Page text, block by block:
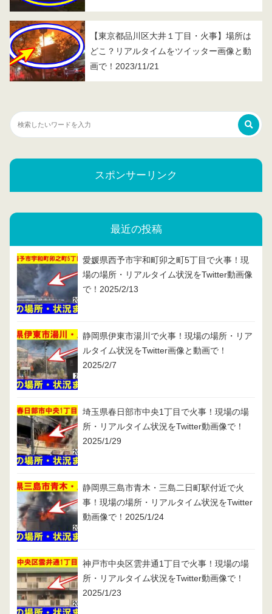
【東京都品川区大井１丁目・火事】場所は
どこ？リアルタイムをツイッター画像と動
画で！2023/11/21
スポンサーリンク
最近の投稿
愛媛県西予市宇和町卯之町5丁目で火事！現
場の場所・リアルタイム状況をTwitter動画像
で！2025/2/13
静岡県伊東市湯川で火事！現場の場所・リア
ルタイム状況をTwitter画像と動画で！
2025/2/7
埼玉県春日部市中央1丁目で火事！現場の場
所・リアルタイム状況をTwitter動画像で！
2025/1/29
静岡県三島市青木・三島二日町駅付近で火
事！現場の場所・リアルタイム状況をTwitter
動画像で！2025/1/24
神戸市中央区雲井通1丁目で火事！現場の場
所・リアルタイム状況をTwitter動画像で！
2025/1/23